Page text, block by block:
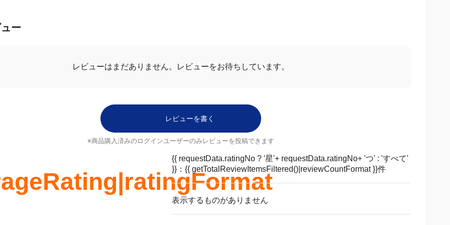
ー
レビューはまだありません。 レビューをお待ちしています。
レビューを書く
※商品購入済みのログインユーザーのみ レビューを投稿できます